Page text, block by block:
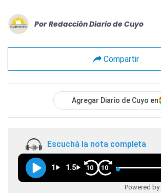
Por Redacción Diario de Cuyo
Compartir
Agregar Diario de Cuyo en
Escuchá la nota completa
1 1.5 10 10
Powered